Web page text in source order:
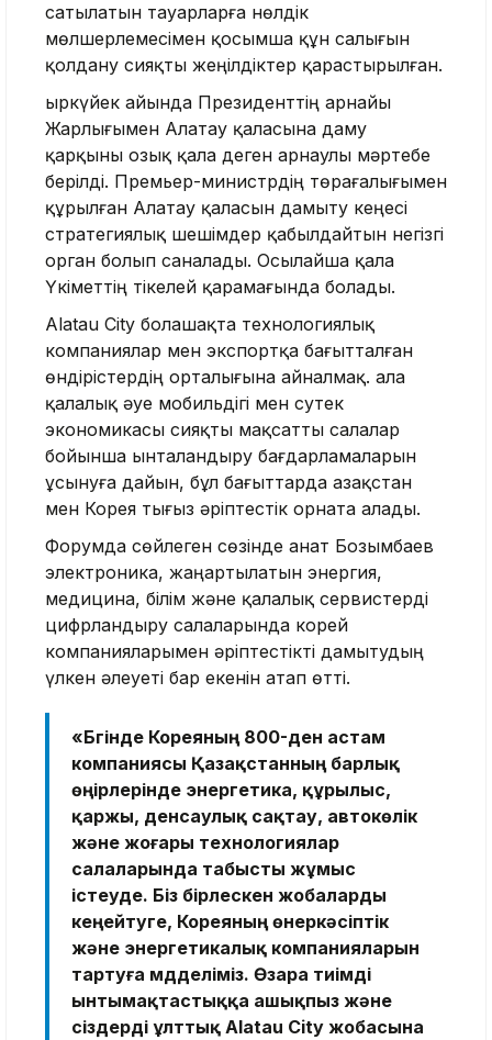
сатылатын тауарларға нөлдік
мөлшерлемесімен қосымша құн салығын
қолдану сияқты жеңілдіктер қарастырылған.
Қыркүйек айында Президенттің арнайы
Жарлығымен Алатау қаласына даму
қарқыны озық қала деген арнаулы мәртебе
берілді. Премьер-министрдің төрағалығымен
құрылған Алатау қаласын дамыту кеңесі
стратегиялық шешімдер қабылдайтын негізгі
орган болып саналады. Осылайша қала
Үкіметтің тікелей қарамағында болады.
Alatau City болашақта технологиялық
компаниялар мен экспортқа бағытталған
өндірістердің орталығына айналмақ. Қала
қалалық әуе мобильдігі мен сутек
экономикасы сияқты мақсатты салалар
бойынша ынталандыру бағдарламаларын
ұсынуға дайын, бұл бағыттарда Қазақстан
мен Корея тығыз әріптестік орната алады.
Форумда сөйлеген сөзінде Қанат Бозымбаев
электроника, жаңартылатын энергия,
медицина, білім және қалалық сервистерді
цифрландыру салаларында корей
компанияларымен әріптестікті дамытудың
үлкен әлеуеті бар екенін атап өтті.
«Бүгінде Кореяның 800-ден астам
компаниясы Қазақстанның барлық
өңірлерінде энергетика, құрылыс,
қаржы, денсаулық сақтау, автокөлік
және жоғары технологиялар
салаларында табысты жұмыс
істеуде. Біз бірлескен жобаларды
кеңейтуге, Кореяның өнеркәсіптік
және энергетикалық компанияларын
тартуға мүдделіміз. Өзара тиімді
ынтымақтастыққа ашықпыз және
сіздерді ұлттық Alatau City жобасына